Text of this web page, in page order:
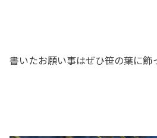
書いたお願い事はぜひ笹の葉に飾